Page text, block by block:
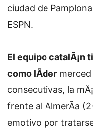
ciudad de
ESPN.
El equipo catalÃ¡n
como lÃ­der
consecutivas, la
frente al AlmerÃ­a
emotivo por